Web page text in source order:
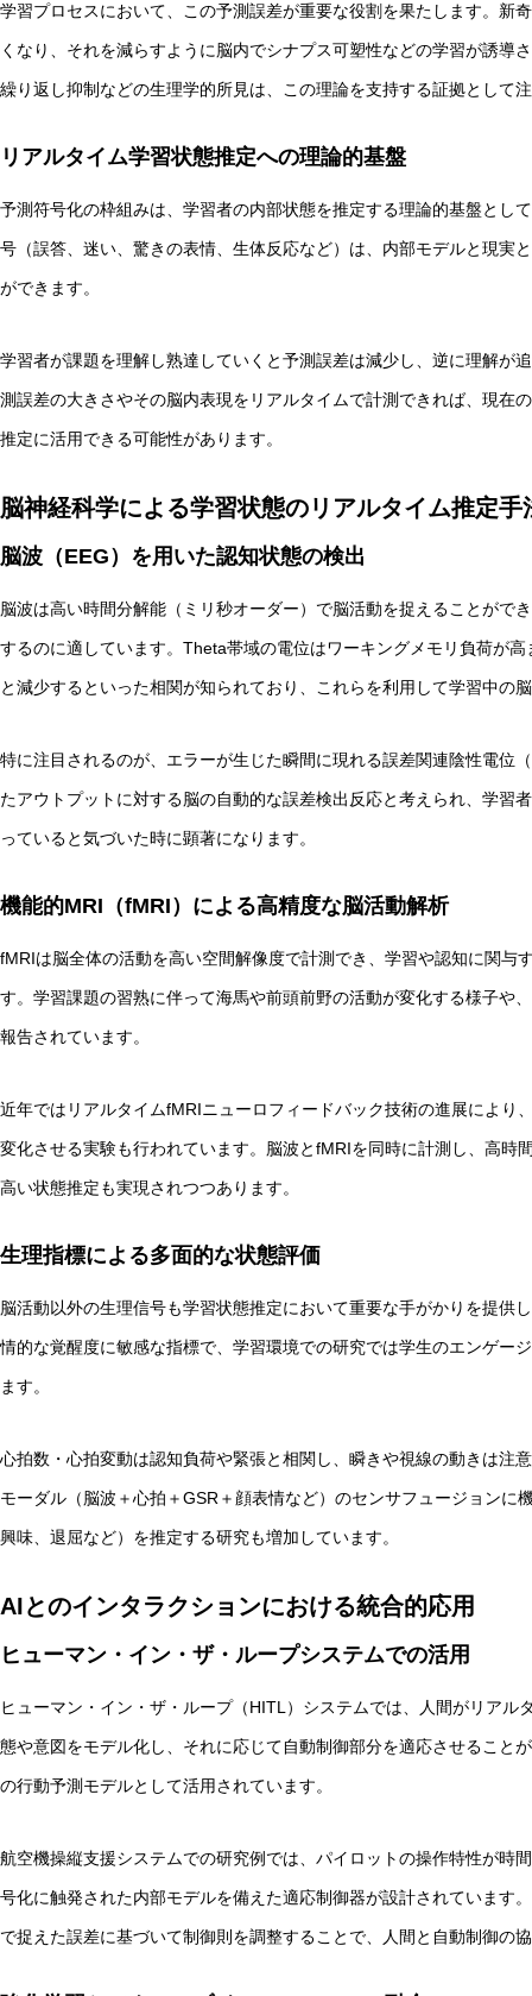
学習プロセスにおいて、この予測誤差が重要な役割を果たします。新
くなり、それを減らすように脳内でシナプス可塑性などの学習が誘導
繰り返し抑制などの生理学的所見は、この理論を支持する証拠として
リアルタイム学習状態推定への理論的基盤
予測符号化の枠組みは、学習者の内部状態を推定する理論的基盤とし
号（誤答、迷い、驚きの表情、生体反応など）は、内部モデルと現実
ができます。
学習者が課題を理解し熟達していくと予測誤差は減少し、逆に理解が
測誤差の大きさやその脳内表現をリアルタイムで計測できれば、現在
推定に活用できる可能性があります。
脳神経科学による学習状態のリアルタイム推定手
脳波（EEG）を用いた認知状態の検出
脳波は高い時間分解能（ミリ秒オーダー）で脳活動を捉えることがで
するのに適しています。Theta帯域の電位はワーキングメモリ負荷が
と減少するといった相関が知られており、これらを利用して学習中の
特に注目されるのが、エラーが生じた瞬間に現れる誤差関連陰性電位
たアウトプットに対する脳の自動的な誤差検出反応と考えられ、学習
っていると気づいた時に顕著になります。
機能的MRI（fMRI）による高精度な脳活動解析
fMRIは脳全体の活動を高い空間解像度で計測でき、学習や認知に関与
す。学習課題の習熟に伴って海馬や前頭前野の活動が変化する様子や
報告されています。
近年ではリアルタイムfMRIニューロフィードバック技術の進展により
変化させる実験も行われています。脳波とfMRIを同時に計測し、高時
高い状態推定も実現されつつあります。
生理指標による多面的な状態評価
脳活動以外の生理信号も学習状態推定において重要な手がかりを提供
情的な覚醒度に敏感な指標で、学習環境での研究では学生のエンゲー
ます。
心拍数・心拍変動は認知負荷や緊張と相関し、瞬きや視線の動きは注
モーダル（脳波＋心拍＋GSR＋顔表情など）のセンサフュージョンに
興味、退屈など）を推定する研究も増加しています。
AIとのインタラクションにおける統合的応用
ヒューマン・イン・ザ・ループシステムでの活用
ヒューマン・イン・ザ・ループ（HITL）システムでは、人間がリアル
態や意図をモデル化し、それに応じて自動制御部分を適応させること
の行動予測モデルとして活用されています。
航空機操縦支援システムでの研究例では、パイロットの操作特性が時
号化に触発された内部モデルを備えた適応制御器が設計されています
で捉えた誤差に基づいて制御則を調整することで、人間と自動制御の